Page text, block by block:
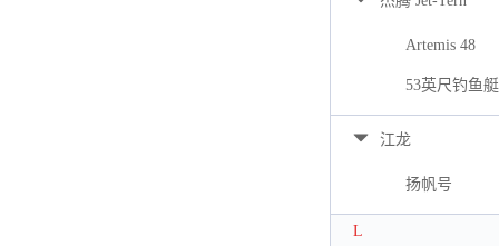
Artemis 48
53英尺钓鱼艇
江龙
扬帆号
L